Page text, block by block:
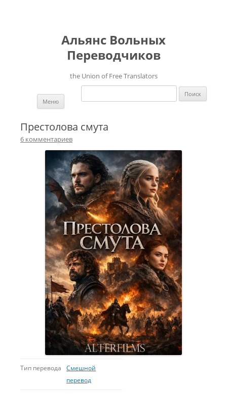
Альянс Вольных
Переводчиков
the Union of Free Translators
Найти:
Меню
Престолова смута
6 комментариев
Тип перевода
Смешной
перевод